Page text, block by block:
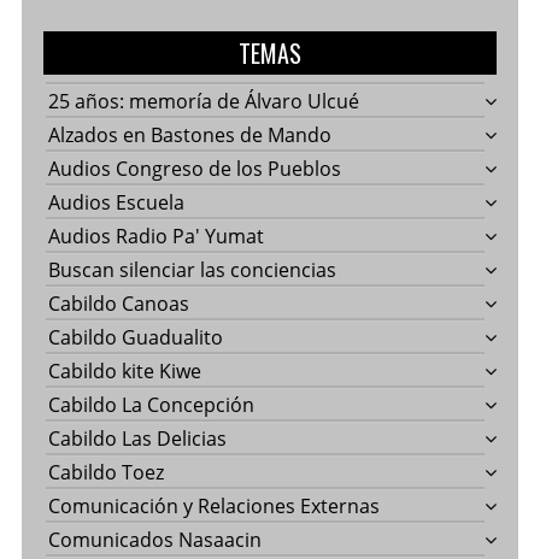
TEMAS
25 años: memoría de Álvaro Ulcué
Alzados en Bastones de Mando
Audios Congreso de los Pueblos
Audios Escuela
Audios Radio Pa' Yumat
Buscan silenciar las conciencias
Cabildo Canoas
Cabildo Guadualito
Cabildo kite Kiwe
Cabildo La Concepción
Cabildo Las Delicias
Cabildo Toez
Comunicación y Relaciones Externas
Comunicados Nasaacin